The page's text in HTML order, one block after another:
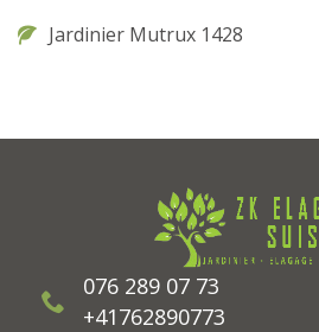
Jardinier Mutrux 1428
076 289 07 73
+41762890773